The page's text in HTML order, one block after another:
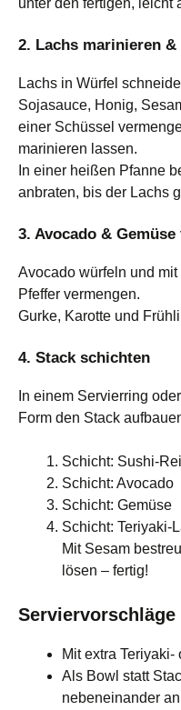
2. Lachs marinieren &
Lachs in Würfel
Sojasauce, Honig,
einer Schüssel
marinieren lassen.
In einer heißen Pfanne
anbraten, bis der Lachs
3. Avocado &
Avocado würfeln und
Pfeffer vermengen.
Gurke, Karotte und
4. Stack schichten
In einem Servierring
Form den Stack
Schicht: Sushi-
Schicht: Avocado
Schicht: Gemüse
Schicht: Teriyaki-
Mit Sesam
lösen – fertig!
Serviervorschläge
Mit extra
Als Bowl statt
nebeneinander